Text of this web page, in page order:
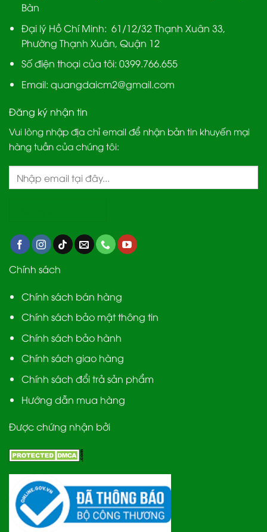
Bàn
Đại lý Hồ Chí Minh: 61/12/32 Thạnh Xuân 33,
Phường Thạnh Xuân, Quận 12
Số điện thoại của tôi: 0399.766.655
Email: quangdaicm2@gmail.com
Đăng ký nhận tin
Vui lòng nhập địa chỉ email để nhận bản tin khuyến mại
hàng tuần của chúng tôi:
Chính sách
Chính sách bán hàng
Chính sách bảo mật thông tin
Chính sách bảo hành
Chính sách giao hàng
Chính sách đổi trả sản phẩm
Hướng dẫn mua hàng
Được chứng nhận bởi